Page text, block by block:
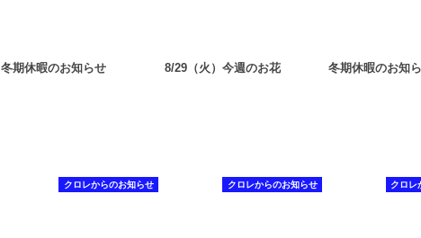
冬期休暇のお知らせ 8/29（火）今週のお花 冬期休暇のお知
クロレからのお知らせ クロレからのお知らせ クロレ